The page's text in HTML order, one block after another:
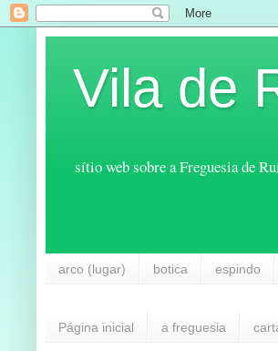
Vila de
sítio web sobre a Freguesia de
arco (lugar) botica espindo
Página inicial a freguesia